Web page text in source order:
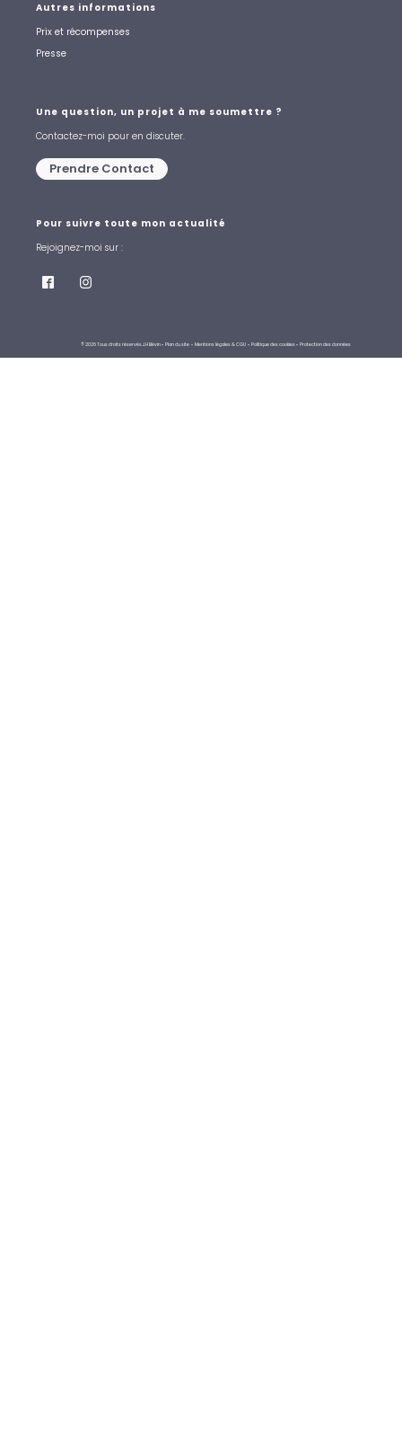
Autres informations
Prix et récompenses
Presse
Une question, un projet à me soumettre ?
Contactez-moi pour en discuter.
Prendre Contact
Pour suivre toute mon actualité
Rejoignez-moi sur :
© 2026 Tous droits réservés J.H Bévin• Plan du site • Mentions légales & CGU • Politique des cookies• Protection des données